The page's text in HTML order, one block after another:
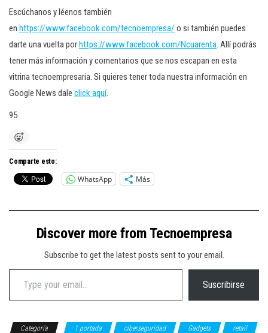
Escúchanos y léenos también
en https://www.facebook.com/tecnoempresa/ o si también puedes
darte una vuelta porhttps://www.facebook.com/Ncuarenta. Allí podrás
tener más información y comentarios que se nos escapan en esta
vitrina tecnoempresaria. Si quieres tener toda nuestra información en
Google News dale click aquí.
95
Comparte esto:
WhatsApp Más
Discover more from Tecnoempresa
Subscribe to get the latest posts sent to your email.
Type your email…
Suscribirse
Categoría 1 portada ciberseguridad Gadgets
retail